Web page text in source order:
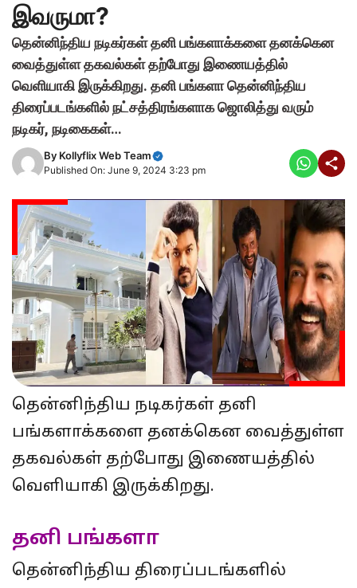
இவருமா?
தென்னிந்திய நடிகர்கள் தனி பங்களாக்களை தனக்கென
வைத்துள்ள தகவல்கள் தற்போது இணையத்தில்
வெளியாகி இருக்கிறது. தனி பங்களா தென்னிந்திய
திரைப்படங்களில் நட்சத்திரங்களாக ஜொலித்து வரும்
நடிகர், நடிகைகள்…
By Kollyflix Web Team
Published On: June 9, 2024 3:23 pm
தென்னிந்திய நடிகர்கள் தனி
பங்களாக்களை தனக்கென வைத்துள்ள
தகவல்கள் தற்போது இணையத்தில்
வெளியாகி இருக்கிறது.
தனி பங்களா
தென்னிந்திய திரைப்படங்களில்